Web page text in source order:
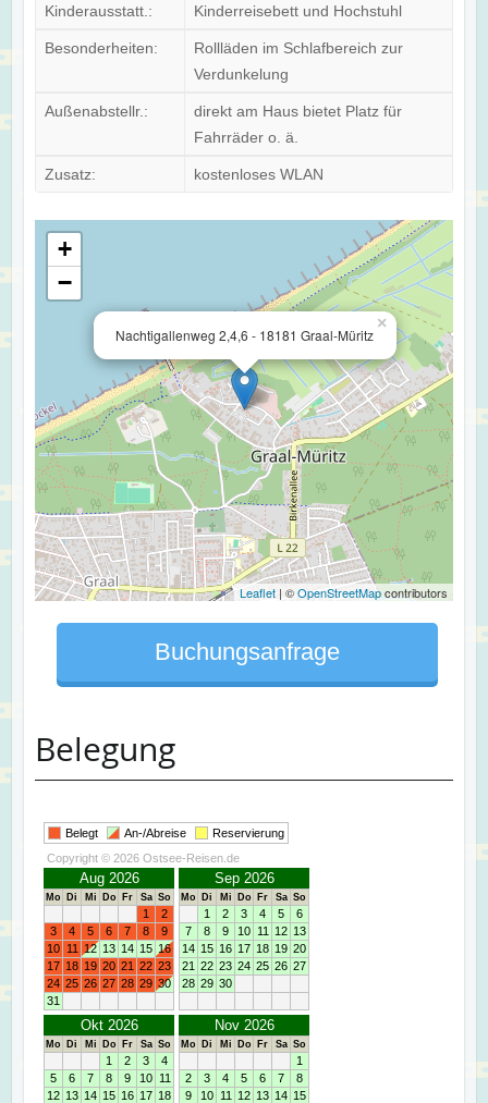
Kinderausstatt.: Kinderreisebett und Hochstuhl
Besonderheiten:
Rollläden im Schlafbereich zur
Verdunkelung
Außenabstellr.:
direkt am Haus bietet Platz für
Fahrräder o. ä.
Zusatz: kostenloses WLAN
Nachtigallenweg 2,4,6 - 18181 Graal-Müritz
×
+
−
Leaflet | ©OpenStreetMapcontributors
Buchungsanfrage
Belegung